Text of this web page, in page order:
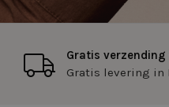
Gratis
Gratis levering in